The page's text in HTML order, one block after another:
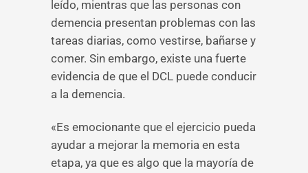
leído, mientras que las personas con
demencia presentan problemas con las
tareas diarias, como vestirse, bañarse y
comer. Sin embargo, existe una fuerte
evidencia de que el DCL puede conducir
a la demencia.
«Es emocionante que el ejercicio pueda
ayudar a mejorar la memoria en esta
etapa, ya que es algo que la mayoría de